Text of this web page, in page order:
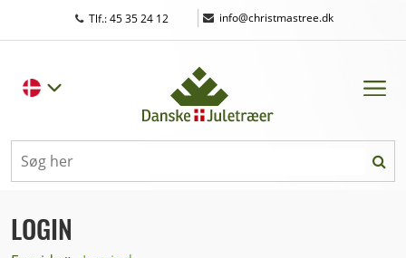
Tlf.: 45 35 24 12 | info@christmastree.dk
LOGIN